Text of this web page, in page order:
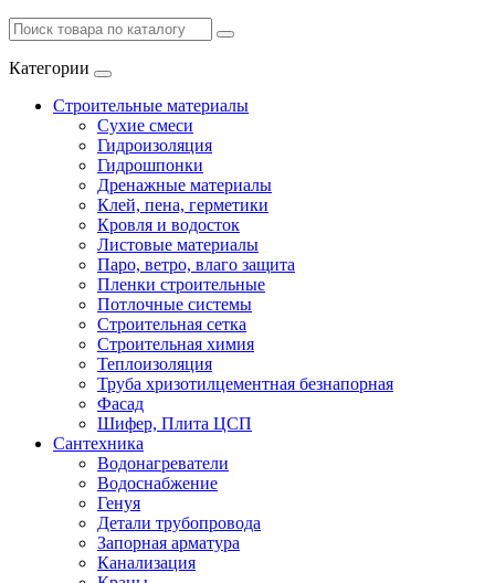
Категории
Строительные материалы
Сухие смеси
Гидроизоляция
Гидрошпонки
Дренажные материалы
Клей, пена, герметики
Кровля и водосток
Листовые материалы
Паро, ветро, влаго защита
Пленки строительные
Потлочные системы
Строительная сетка
Строительная химия
Теплоизоляция
Труба хризотилцементная безнапорная
Фасад
Шифер, Плита ЦСП
Сантехника
Водонагреватели
Водоснабжение
Генуя
Детали трубопровода
Запорная арматура
Канализация